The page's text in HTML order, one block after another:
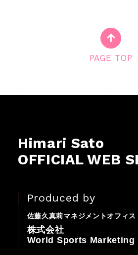
PAGE TOP
Himari Sato
OFFICIAL WEB
Produced by
佐藤久真莉マネジメントオフィス
株式会社
World Sports Marketing